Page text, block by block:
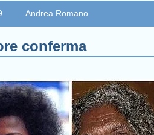
Andrea Romano
conferma